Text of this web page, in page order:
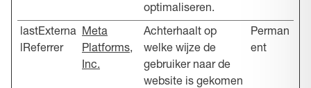
optimaliseren.
lastExterna
lReferrer
Meta
Platforms,
Inc.
Achterhaalt op
welke wijze de
gebruiker naar de
website is gekomen
Perman
ent